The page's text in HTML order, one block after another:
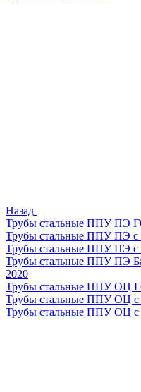
Назад
Трубы стальные ППУ ПЭ
Трубы стальные ППУ ПЭ
Трубы стальные ППУ ПЭ
Трубы стальные ППУ ПЭ
2020
Трубы стальные ППУ ОЦ
Трубы стальные ППУ ОЦ
Трубы стальные ППУ ОЦ